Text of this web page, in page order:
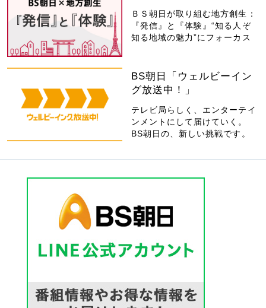
ＢＳ朝日が取り組む地方創生：
『発信』と『体験』“知る人ぞ
知る地域の魅力”にフォーカス
BS朝日「ウェルビーイン
グ放送中！」
テレビ局らしく、エンターテイ
ンメントにして届けていく。
BS朝日の、新しい挑戦です。